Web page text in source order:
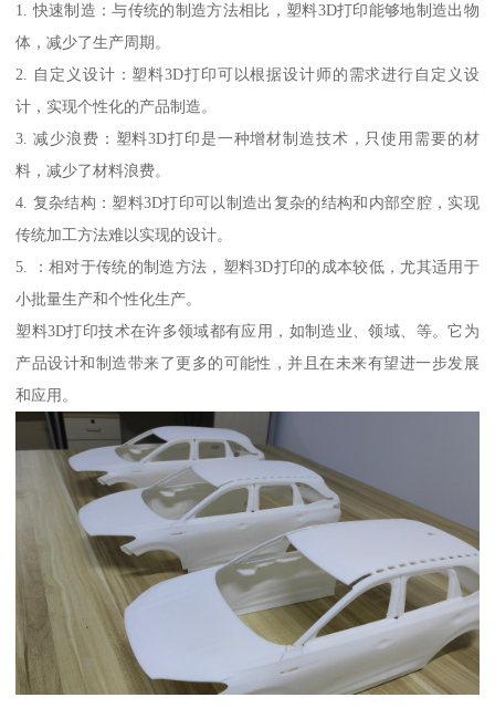
1. 快速制造：与传统的制造方法相比，塑料3D打印能够地制造出物
体，减少了生产周期。
2. 自定义设计：塑料3D打印可以根据设计师的需求进行自定义设
计，实现个性化的产品制造。
3. 减少浪费：塑料3D打印是一种增材制造技术，只使用需要的材
料，减少了材料浪费。
4. 复杂结构：塑料3D打印可以制造出复杂的结构和内部空腔，实现
传统加工方法难以实现的设计。
5. ：相对于传统的制造方法，塑料3D打印的成本较低，尤其适用于
小批量生产和个性化生产。
塑料3D打印技术在许多领域都有应用，如制造业、领域、等。它为
产品设计和制造带来了更多的可能性，并且在未来有望进一步发展
和应用。